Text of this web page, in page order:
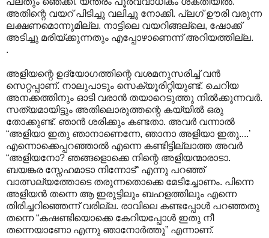
അതിന്റെ വയറ് പിടിച്ചു വലിച്ചു നോക്കി. പ്ലഗ് ഊരി വരുന്ന
ലക്ഷണമൊന്നുമില്ല. നാട്ടിലെ വയറിങ്ങല്ലെ, ഷോക്ക്
അടിച്ചു മരിയ്ക്കുന്നതും എപ്പോഴാണെന്ന് അറിയത്തില്ല.
.
അളിയന്റെ ഉദ്യോഗത്തിന്റെ വശമനുസരിച്ച് വൻ
സെറ്റപ്പാണ്. നാലുപാടും സെക്യൂരിറ്റിയുണ്ട്. ചെറിയ
അനക്കത്തിനും ഓടി വരാൻ തയാറെടുത്തു നിൽക്കുന്നവർ.
സത്യമായിട്ടും അതിലൊരുത്തന്റെ കയ്യിൽ ഒരു
തോക്കുണ്ട്. ഞാൻ ശരിക്കും കണ്ടതാ. അവർ വന്നാൽ
“അളിയാ ഇതു ഞാനാണെന്നേ, ഞാനാ അളിയാ ഇതു....’
എന്നൊക്കെപ്പറഞ്ഞാൽ എന്നെ കണ്ടിട്ടില്ലാത്ത അവർ
“അളിയനോ? ഞങ്ങളൊക്കെ നിന്റെ അളിയന്മാരാടാ.
ബയങ്കര സ്നേഹമാടാ നിന്നോട്“ എന്നു പറഞ്ഞ്
വാത്സല്യത്തോടെ തരുന്നതൊക്കെ മേടിച്ചോണം. പിന്നെ
അളിയൻ തന്നെ ആ ഇരുട്ടിലും ബഹളത്തിലും എന്നെ
തിരിച്ചറിഞ്ഞെന്ന് വരില്ല. രാവിലെ കണ്ടപ്പോൾ പറഞ്ഞതു
തന്നെ “കഷണ്ടിയൊക്കെ കേറിയപ്പോൾ ഇതു നീ
തന്നെയാണോ എന്നു ഞാനോർത്തു” എന്നാണ്.